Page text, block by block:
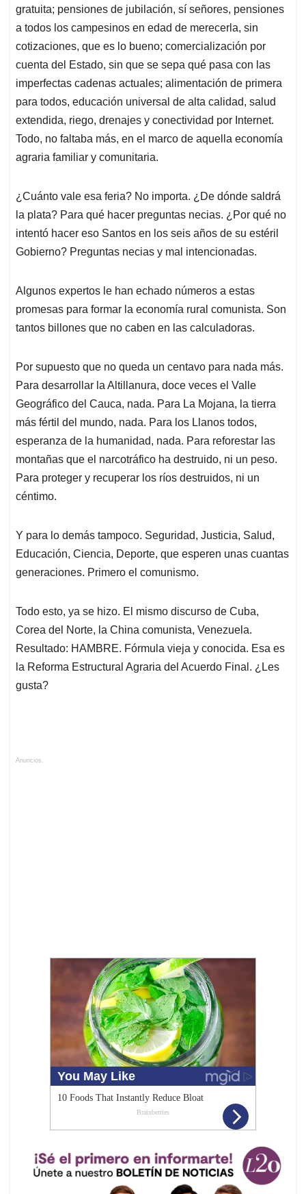
gratuita; pensiones de jubilación, sí señores, pensiones
a todos los campesinos en edad de merecerla, sin
cotizaciones, que es lo bueno; comercialización por
cuenta del Estado, sin que se sepa qué pasa con las
imperfectas cadenas actuales; alimentación de primera
para todos, educación universal de alta calidad, salud
extendida, riego, drenajes y conectividad por Internet.
Todo, no faltaba más, en el marco de aquella economía
agraria familiar y comunitaria.
¿Cuánto vale esa feria? No importa. ¿De dónde saldrá
la plata? Para qué hacer preguntas necias. ¿Por qué no
intentó hacer eso Santos en los seis años de su estéril
Gobierno? Preguntas necias y mal intencionadas.
Algunos expertos le han echado números a estas
promesas para formar la economía rural comunista. Son
tantos billones que no caben en las calculadoras.
Por supuesto que no queda un centavo para nada más.
Para desarrollar la Altillanura, doce veces el Valle
Geográfico del Cauca, nada. Para La Mojana, la tierra
más fértil del mundo, nada. Para los Llanos todos,
esperanza de la humanidad, nada. Para reforestar las
montañas que el narcotráfico ha destruido, ni un peso.
Para proteger y recuperar los ríos destruidos, ni un
céntimo.
Y para lo demás tampoco. Seguridad, Justicia, Salud,
Educación, Ciencia, Deporte, que esperen unas cuantas
generaciones. Primero el comunismo.
Todo esto, ya se hizo. El mismo discurso de Cuba,
Corea del Norte, la China comunista, Venezuela.
Resultado: HAMBRE. Fórmula vieja y conocida. Esa es
la Reforma Estructural Agraria del Acuerdo Final. ¿Les
gusta?
Anuncios.